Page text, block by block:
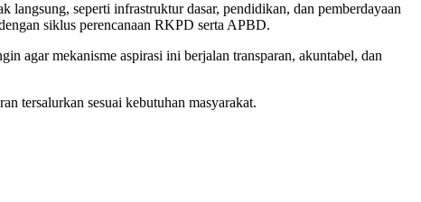
seperti infrastruktur dasar, pendidikan, dan pemberdayaan
siklus perencanaan RKPD serta APBD.
agar mekanisme aspirasi ini berjalan transparan, akuntabel, dan
tersalurkan sesuai kebutuhan masyarakat.